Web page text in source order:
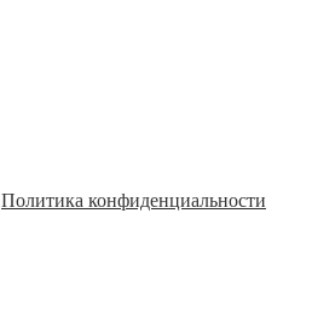
Политика конфиденциальности